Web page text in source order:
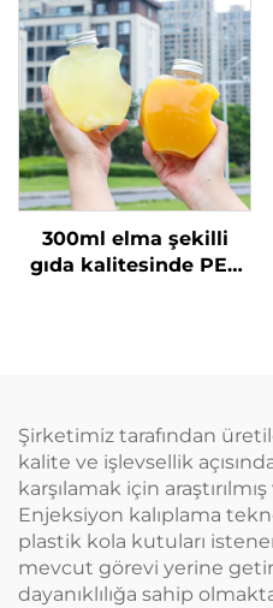
meyve suyu ve süt
çayı için
300ml elma şekilli
gıda kalitesinde PET
uygun
Şirketimiz tarafından
kalite ve işlevsellik
karşılamak için
Enjeksiyon kalıplama
plastik kola kutuları
mevcut görevi yerine
dayanıklılığa sahip